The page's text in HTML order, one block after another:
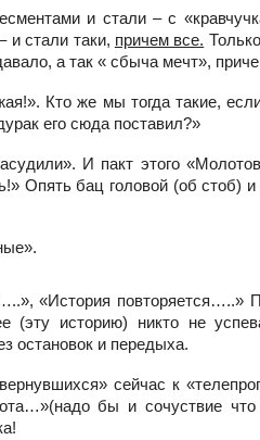
и стали – с
и стали таки, причем все.
а так « сбыча мечт»,
Кто же мы тогда такие,
его сюда поставил?»
И пакт этого
Опять бац головой (об стоб) и
«История повторяется…..»
(эту историю) никто не
остановок и передыха.
сейчас к
бы и сочуствие что